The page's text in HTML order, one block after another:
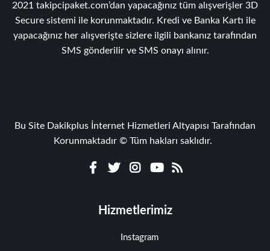
2021 takipcipaket.com’dan yapacağınız tüm alışverişler 3D
Secure sistemi ile korunmaktadır. Kredi ve Banka Kartı ile
yapacağınız her alışverişte sizlere ilgili bankanız tarafından
SMS gönderilir ve SMS onayı alınır.
Bu Site Dakikplus İnternet Hizmetleri Altyapısı Tarafından
Korunmaktadır © Tüm hakları saklıdır.
Hizmetlerimiz
Instagram